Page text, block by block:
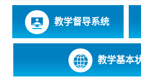
教学督导系统
教学基本